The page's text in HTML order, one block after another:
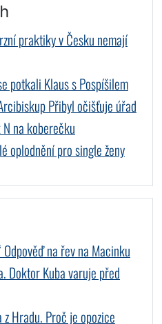
praktiky v Česku nemají
potkali Klaus s Pospíšilem
Přibyl očišťuje úřad
na koberečku
oplodnění pro single ženy
na řev na Macinku
Doktor Kuba varuje před
Hradu. Proč je opozice